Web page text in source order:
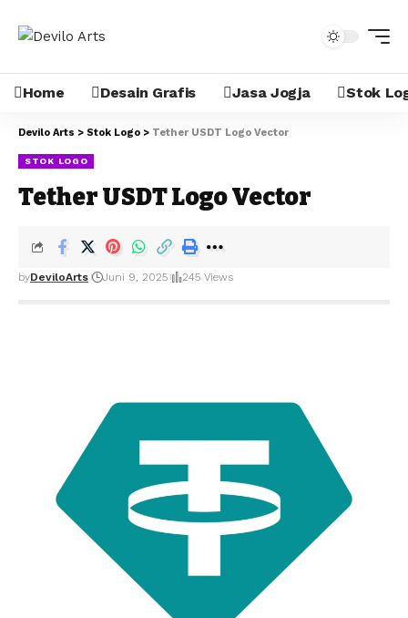
Home Desain Grafis Jasa Jogja Stok
Devilo Arts > Stok Logo > Tether USDT Logo Vector
STOK LOGO
Tether USDT Logo Vector
byDeviloArts Juni 9, 2025 245 Views